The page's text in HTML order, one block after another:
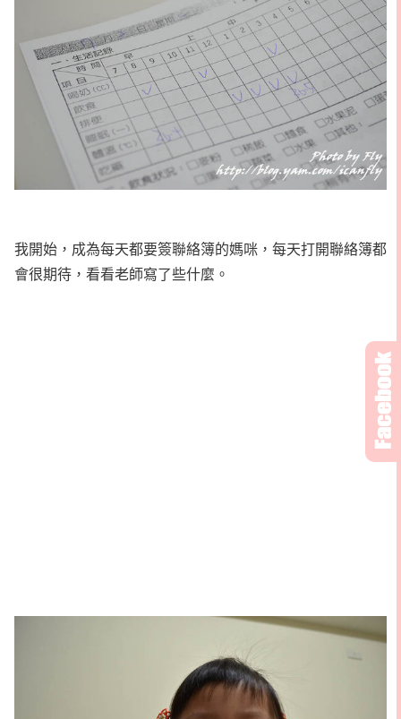
我開始，成為每天都要簽聯絡簿的媽咪，每天打開聯絡簿都
會很期待，看看老師寫了些什麼。